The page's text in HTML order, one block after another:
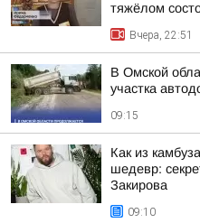
тяжёлом
Вчера, 22:51
В Омской
участка
09:15
Как из
шедевр:
Закирова
09:10